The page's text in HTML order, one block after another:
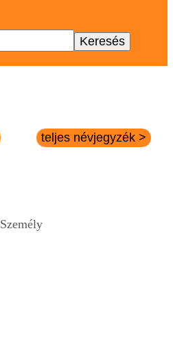
teljes névjegyzék >
Személy